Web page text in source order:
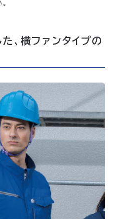
、横ファンタイプの